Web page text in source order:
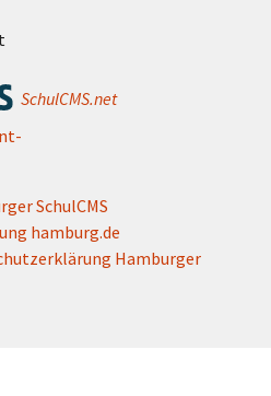
SchulCMS.net
SchulCMS
hamburg.de
Hamburger